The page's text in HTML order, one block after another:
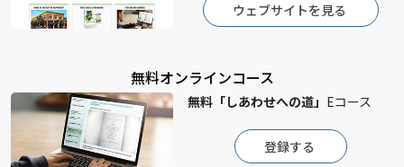
ウェブサイトを見る
無料オンラインコース
無料 「しあわせへの道」 Eコース
登録する